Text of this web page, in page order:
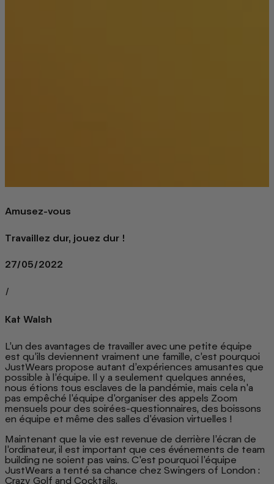
Amusez-vous
Travaillez dur, jouez dur !
27/05/2022
/
Kat Walsh
L’un des avantages de travailler avec une petite équipe
est qu’ils deviennent vraiment une famille, c’est pourquoi
JustWears propose autant d’expériences amusantes que
possible à l’équipe. Il y a seulement quelques années,
nous étions tous esclaves de la pandémie, mais cela n'a
pas empêché l'équipe d'organiser des appels Zoom
mensuels pour des soirées-questionnaires, des boissons
en équipe et même des salles d'évasion virtuelles !
Maintenant que la vie est revenue de derrière l’écran de
l’ordinateur, il est important que ces événements de team
building ne soient pas vains. C'est pourquoi l'équipe
JustWears a tenté sa chance chez Swingers of London :
Crazy Golf and Cocktails.